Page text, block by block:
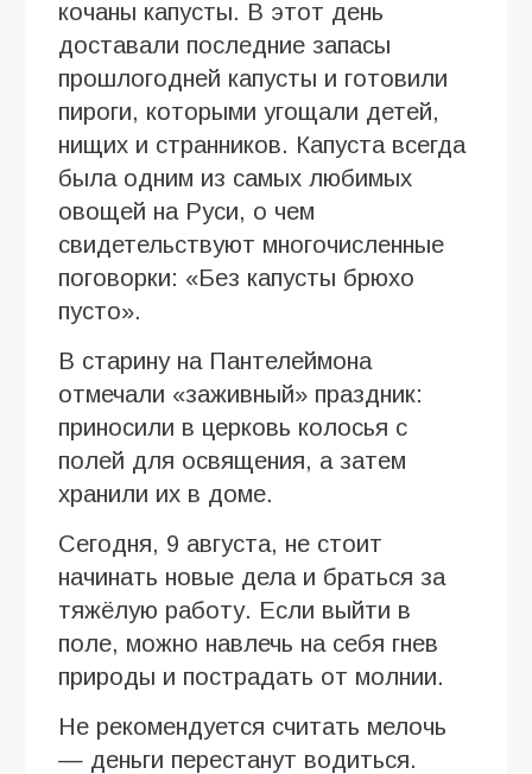
кочаны капусты. В этот день
доставали последние запасы
прошлогодней капусты и готовили
пироги, которыми угощали детей,
нищих и странников. Капуста всегда
была одним из самых любимых
овощей на Руси, о чем
свидетельствуют многочисленные
поговорки: «Без капусты брюхо
пусто».
В старину на Пантелеймона
отмечали «заживный» праздник:
приносили в церковь колосья с
полей для освящения, а затем
хранили их в доме.
Сегодня, 9 августа, не стоит
начинать новые дела и браться за
тяжёлую работу. Если выйти в
поле, можно навлечь на себя гнев
природы и пострадать от молнии.
Не рекомендуется считать мелочь
— деньги перестанут водиться.